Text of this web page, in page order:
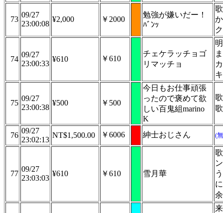
73
09/27
23:00:08
¥2,000 ￥2000
勉強が嫌いだー！
ﾊﾞﾝｯ
74
09/27
23:00:33
¥610 ￥610
チェケラッチョゴ
リマッチョ
75
09/27
23:00:38
¥500 ￥500
今日もお仕事頑張
ったので褒めて欲
しい百鬼組marino
K
76
09/27
23:02:13
NT$1,500.00 ￥6006 紳士おじさん (
77
09/27
23:03:03
¥610 ￥610 雪月華